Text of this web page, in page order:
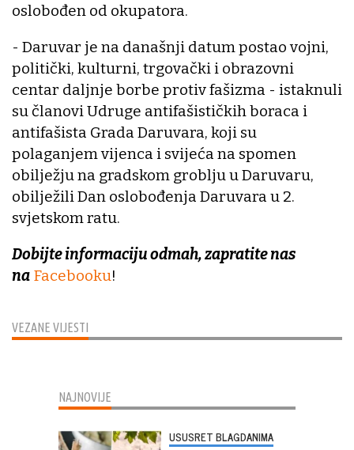
VEZANE VIJESTI
oslobođen od okupatora.
- Daruvar je na današnji datum postao vojni,
politički, kulturni, trgovački i obrazovni
centar daljnje borbe protiv fašizma - istaknuli
su članovi Udruge antifašističkih boraca i
antifašista Grada Daruvara, koji su
polaganjem vijenca i svijeća na spomen
obilježju na gradskom groblju u Daruvaru,
obilježili Dan oslobođenja Daruvara u 2.
svjetskom ratu.
Dobijte informaciju odmah, zapratite nas
na Facebooku!
NAJNOVIJE
USUSRET BLAGDANIMA